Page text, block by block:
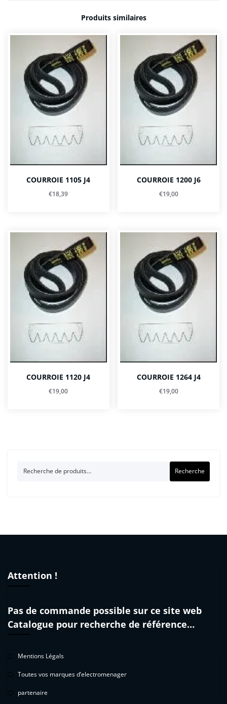
Produits similaires
COURROIE 1105 J4
€18,39
COURROIE 1200 J6
€19,00
COURROIE 1120 J4
€19,00
COURROIE 1264 J4
€19,00
Recherche
Attention !
Pas de commande possible sur ce site web
Catalogue pour recherche de référence…
Mentions Légals
Toutes vos marques d’electromenager
partenaire